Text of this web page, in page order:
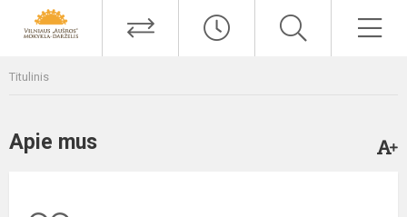
Titulinis
Apie mus